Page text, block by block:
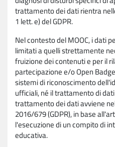
trattamento dei dati rientra
1 lett. e) del GDPR.
Nel contesto del MOOC, i dati
limitati a quelli strettamente
fruizione dei contenuti e per il
partecipazione e/o Open
sistemi di riconoscimento
ufficiali, né il trattamento di
trattamento dei dati avviene
2016/679 (GDPR), in base
l'esecuzione di un compito di
educativa.